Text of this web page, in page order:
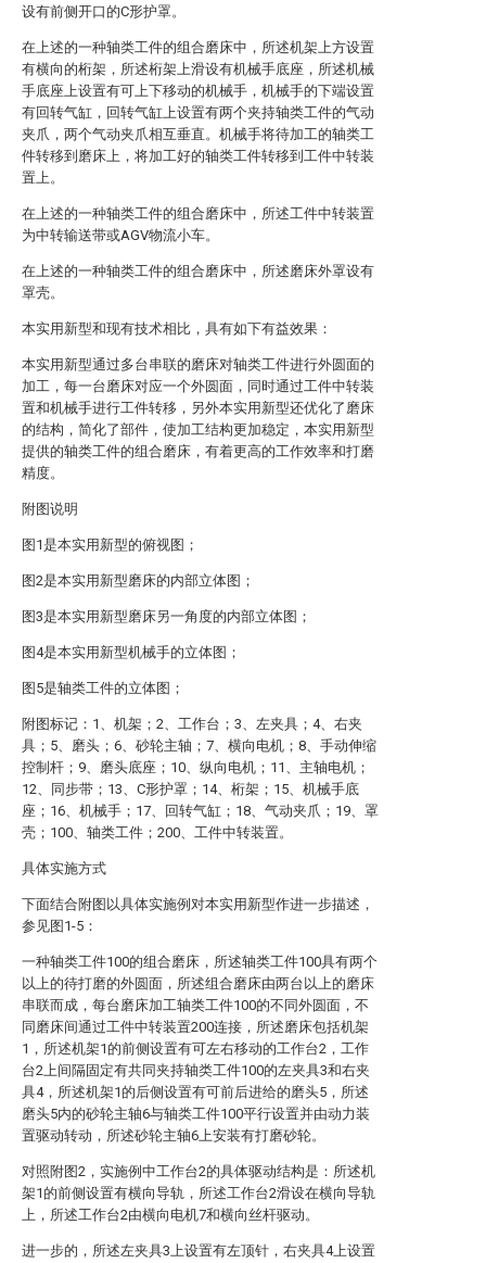
设有前侧开口的C形护罩。
在上述的一种轴类工件的组合磨床中，所述机架上方设置
有横向的桁架，所述桁架上滑设有机械手底座，所述机械
手底座上设置有可上下移动的机械手，机械手的下端设置
有回转气缸，回转气缸上设置有两个夹持轴类工件的气动
夹爪，两个气动夹爪相互垂直。机械手将待加工的轴类工
件转移到磨床上，将加工好的轴类工件转移到工件中转装
置上。
在上述的一种轴类工件的组合磨床中，所述工件中转装置
为中转输送带或AGV物流小车。
在上述的一种轴类工件的组合磨床中，所述磨床外罩设有
罩壳。
本实用新型和现有技术相比，具有如下有益效果：
本实用新型通过多台串联的磨床对轴类工件进行外圆面的
加工，每一台磨床对应一个外圆面，同时通过工件中转装
置和机械手进行工件转移，另外本实用新型还优化了磨床
的结构，简化了部件，使加工结构更加稳定，本实用新型
提供的轴类工件的组合磨床，有着更高的工作效率和打磨
精度。
附图说明
图1是本实用新型的俯视图；
图2是本实用新型磨床的内部立体图；
图3是本实用新型磨床另一角度的内部立体图；
图4是本实用新型机械手的立体图；
图5是轴类工件的立体图；
附图标记：1、机架；2、工作台；3、左夹具；4、右夹
具；5、磨头；6、砂轮主轴；7、横向电机；8、手动伸缩
控制杆；9、磨头底座；10、纵向电机；11、主轴电机；
12、同步带；13、C形护罩；14、桁架；15、机械手底
座；16、机械手；17、回转气缸；18、气动夹爪；19、罩
壳；100、轴类工件；200、工件中转装置。
具体实施方式
下面结合附图以具体实施例对本实用新型作进一步描述，
参见图1-5：
一种轴类工件100的组合磨床，所述轴类工件100具有两个
以上的待打磨的外圆面，所述组合磨床由两台以上的磨床
串联而成，每台磨床加工轴类工件100的不同外圆面，不
同磨床间通过工件中转装置200连接，所述磨床包括机架
1，所述机架1的前侧设置有可左右移动的工作台2，工作
台2上间隔固定有共同夹持轴类工件100的左夹具3和右夹
具4，所述机架1的后侧设置有可前后进给的磨头5，所述
磨头5内的砂轮主轴6与轴类工件100平行设置并由动力装
置驱动转动，所述砂轮主轴6上安装有打磨砂轮。
对照附图2，实施例中工作台2的具体驱动结构是：所述机
架1的前侧设置有横向导轨，所述工作台2滑设在横向导轨
上，所述工作台2由横向电机7和横向丝杆驱动。
进一步的，所述左夹具3上设置有左顶针，右夹具4上设置